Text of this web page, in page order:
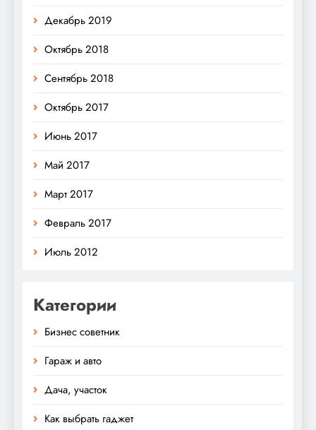
Декабрь 2019
Октябрь 2018
Сентябрь 2018
Октябрь 2017
Июнь 2017
Май 2017
Март 2017
Февраль 2017
Июль 2012
Категории
Бизнес советник
Гараж и авто
Дача, участок
Как выбрать гаджет